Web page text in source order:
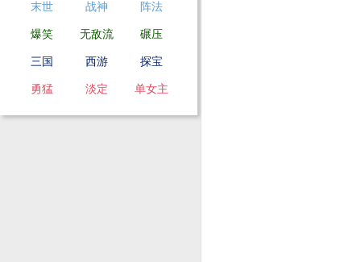
末世 战神 阵法
爆笑 无敌流 碾压
三国 西游 探宝
勇猛 淡定 单女主